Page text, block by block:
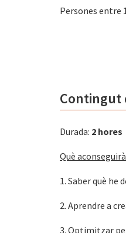
Persones entre
Contingut
Durada: 2 hores
Què
1. Saber què he
2. Aprendre a
3. Optimitzar